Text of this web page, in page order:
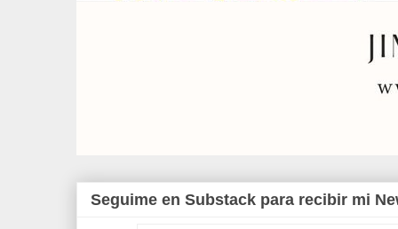
Seguime en Substack para recibir mi